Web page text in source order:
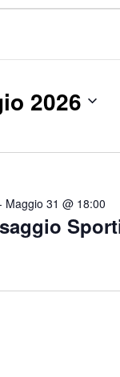
2026
Maggio 31 @ 18:00